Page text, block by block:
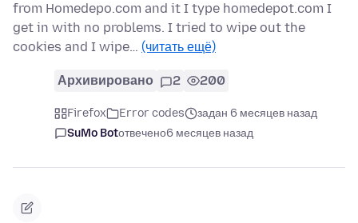
from Homedepo.com and it I type homedepot.com I
get in with no problems. I tried to wipe out the
cookies and I wipe… (читать ещё)
Архивировано 2 200
Firefox Error codes
задан 6 месяцев назад
SuMo Botотвечено6 месяцев назад